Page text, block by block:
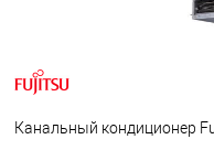
Канальный кондиционер